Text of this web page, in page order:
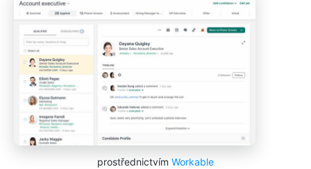
prostřednictvím Workable